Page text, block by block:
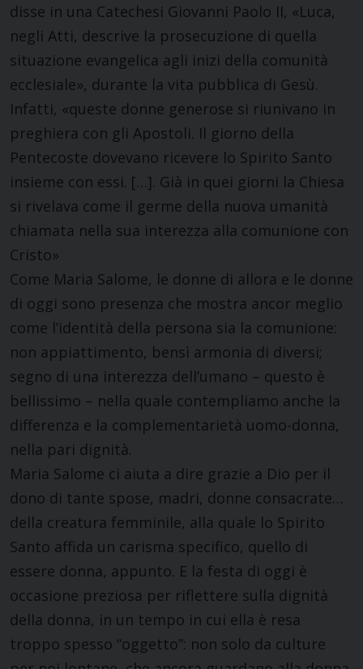
disse in una Catechesi Giovanni Paolo II, «Luca,
negli Atti, descrive la prosecuzione di quella
situazione evangelica agli inizi della comunità
ecclesiale», durante la vita pubblica di Gesù.
Infatti, «queste donne generose si riunivano in
preghiera con gli Apostoli. Il giorno della
Pentecoste dovevano ricevere lo Spirito Santo
insieme con essi. […]. Già in quei giorni la Chiesa
si rivelava come il germe della nuova umanità
chiamata nella sua interezza alla comunione con
Cristo»
Come Maria Salome, le donne di allora e le donne
di oggi sono presenza che mostra ancor meglio
come l’identità della persona sia la comunione:
non appiattimento, bensì armonia di diversi;
segno di una interezza dell’umano – questo è
bellissimo – nella quale contempliamo anche la
differenza e la complementarietà uomo-donna,
nella pari dignità.
Maria Salome ci aiuta a dire grazie a Dio per il
dono di tante spose, madri, donne consacrate…
della creatura femminile, alla quale lo Spirito
Santo affida un carisma specifico, quello di
essere donna, appunto. E la festa di oggi è
occasione preziosa per riflettere sulla dignità
della donna, in un tempo in cui ella è resa
troppo spesso “oggetto”: non solo da culture